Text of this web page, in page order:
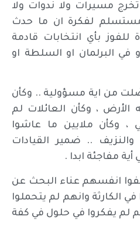
مسيرات ولا ندوات ولا
لفكرة ان ما حدث
للفوز بأي انتخابات قادمة
في البرلمان او السلطة او
من اية مسؤولية .. وكأن
، وكأن العائلات لم
وكأن ملايين ما عاشوا
والنزيف .. ضمير القيادات
مفاجئة ابدا .
انفسهم عناء البحث عن
الكارثة وانهم لم يتحملوا
لم يفكروا في حلول في كفة